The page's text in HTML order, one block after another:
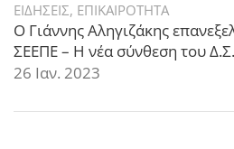
ΕΙΔΗΣΕΙΣ, ΕΠΙΚΑΙΡΟΤΗΤΑ
Ο Γιάννης Αληγιζάκης
ΣΕΕΠΕ – Η νέα σύνθεση του Δ.Σ.
26 Ιαν. 2023